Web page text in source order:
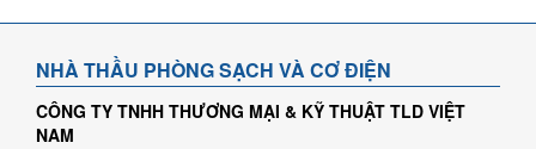
NHÀ THẦU PHÒNG SẠCH VÀ CƠ ĐIỆN
CÔNG TY TNHH THƯƠNG MẠI & KỸ THUẬT TLD VIỆT
NAM